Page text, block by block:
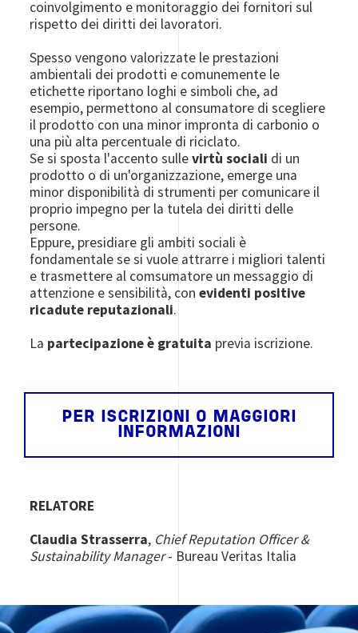
coinvolgimento e monitoraggio dei fornitori sul
rispetto dei diritti dei lavoratori.
Spesso vengono valorizzate le prestazioni
ambientali dei prodotti e comunemente le
etichette riportano loghi e simboli che, ad
esempio, permettono al consumatore di scegliere
il prodotto con una minor impronta di carbonio o
una più alta percentuale di riciclato.
Se si sposta l'accento sullevirtù sociali di un
prodotto o di un'organizzazione, emerge una
minor disponibilità di strumenti per comunicare il
proprio impegno per la tutela dei diritti delle
persone.
Eppure, presidiare gli ambiti sociali è
fondamentale se si vuole attrarre i migliori talenti
e trasmettere al comsumatore un messaggio di
attenzione e sensibilità, conevidenti positive
ricadute reputazionali.
La partecipazione è gratuita previa iscrizione.
PER ISCRIZIONI O MAGGIORI
INFORMAZIONI
RELATORE
Claudia Strasserra, Chief Reputation Officer &
Sustainability Manager- Bureau Veritas Italia